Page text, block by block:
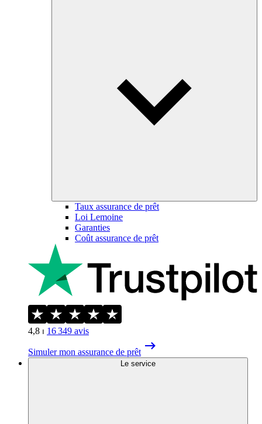
Taux assurance de prêt
Loi Lemoine
Garanties
Coût assurance de prêt
4,8 ⏐ 16 349 avis
Simuler mon assurance de prêt
Le service